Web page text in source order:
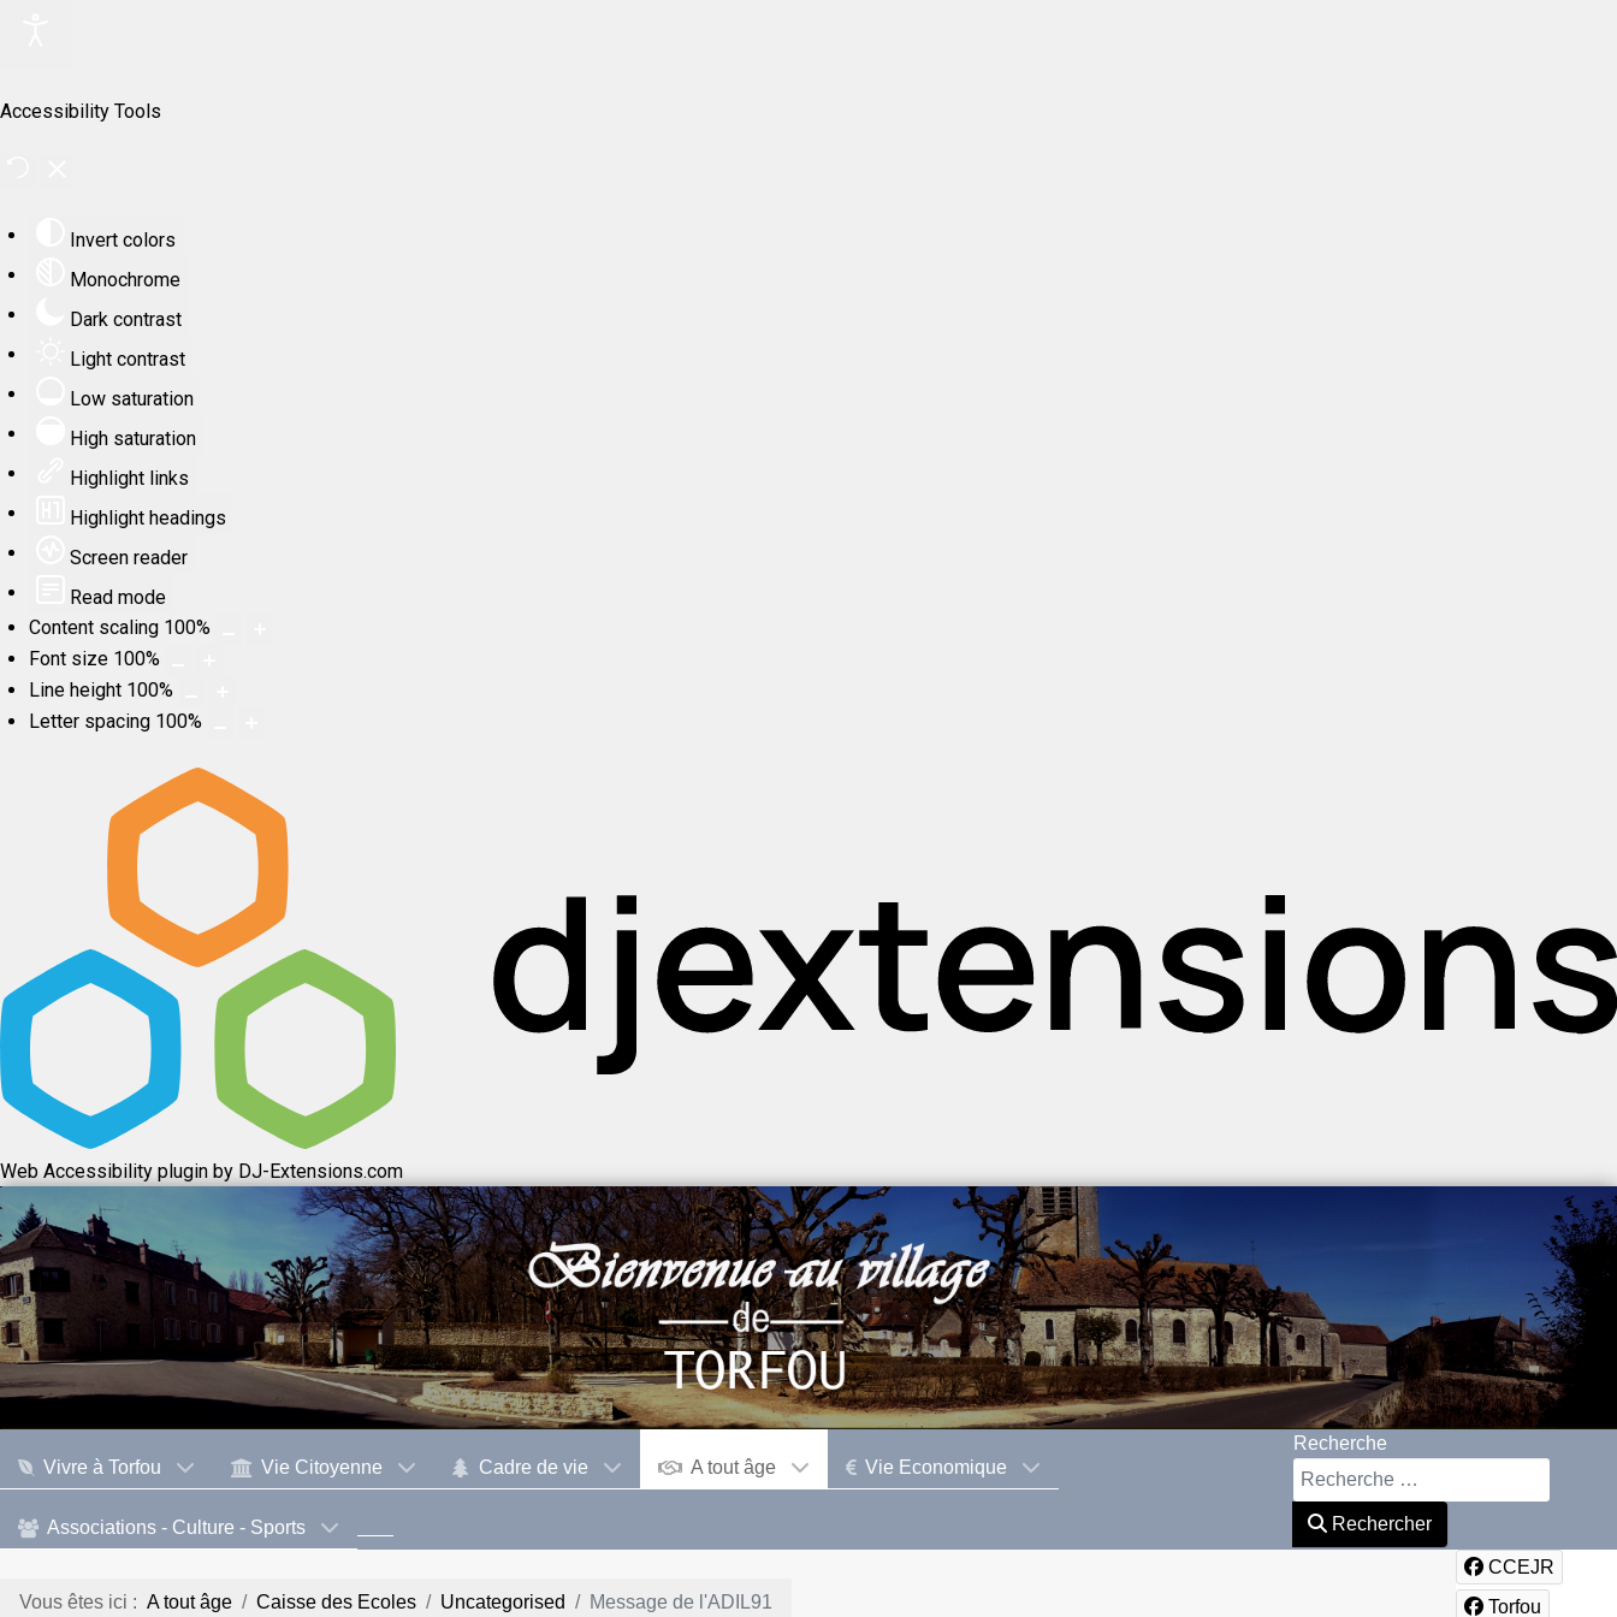
Accessibility Tools
Invert colors
Monochrome
Dark contrast
Light contrast
Low saturation
High saturation
Highlight links
Highlight headings
Screen reader
Read mode
Content scaling 100%
Font size 100%
Line height 100%
Letter spacing 100%
Web Accessibility plugin by DJ-Extensions.com
Vivre à Torfou Vie Citoyenne Cadre de vie A tout âge Vie Economique
Associations - Culture - Sports
Recherche
Rechercher
Vous êtes ici : A tout âge Caisse des Ecoles Uncategorised Message de l'ADIL91
CCEJR
Torfou